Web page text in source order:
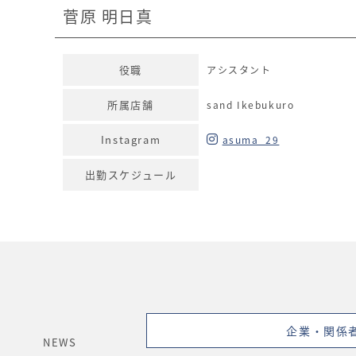
菅原 明日真
役職 アシスタント
所属店舗 sand Ikebukuro
Instagram asuma_29
出勤スケジュール
NEWS
企業・関係